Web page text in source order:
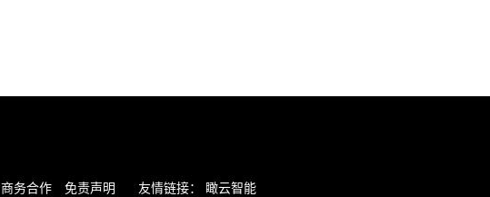
商务合作 免责声明 友情链接： 瞰云智能